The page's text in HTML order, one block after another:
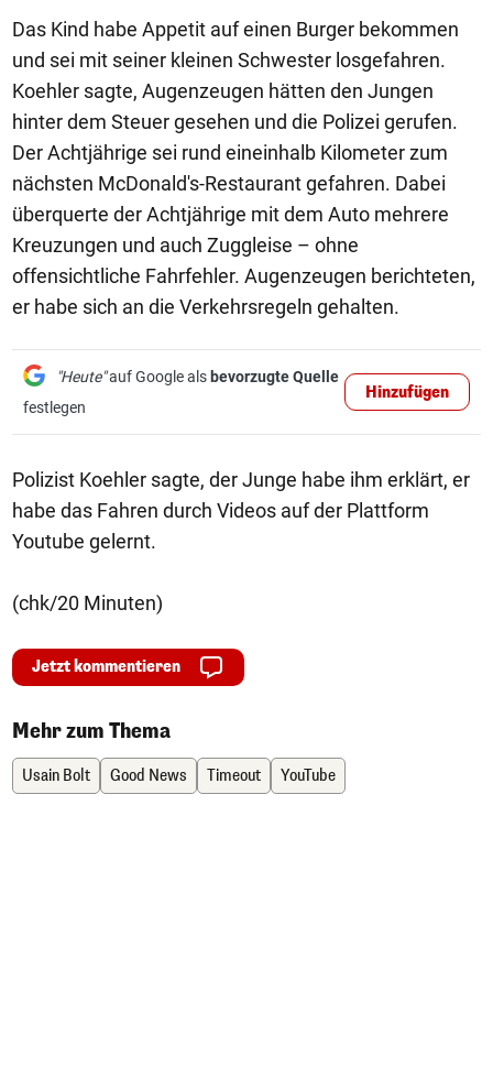
Das Kind habe Appetit auf einen Burger bekommen
und sei mit seiner kleinen Schwester losgefahren.
Koehler sagte, Augenzeugen hätten den Jungen
hinter dem Steuer gesehen und die Polizei gerufen.
Der Achtjährige sei rund eineinhalb Kilometer zum
nächsten McDonald's-Restaurant gefahren. Dabei
überquerte der Achtjährige mit dem Auto mehrere
Kreuzungen und auch Zuggleise – ohne
offensichtliche Fahrfehler. Augenzeugen berichteten,
er habe sich an die Verkehrsregeln gehalten.
"Heute"auf Google als bevorzugte Quelle
festlegen
Hinzufügen
Polizist Koehler sagte, der Junge habe ihm erklärt, er
habe das Fahren durch Videos auf der Plattform
Youtube gelernt.
(chk/20 Minuten)
Jetzt kommentieren
Mehr zum Thema
Usain Bolt Good News Timeout YouTube